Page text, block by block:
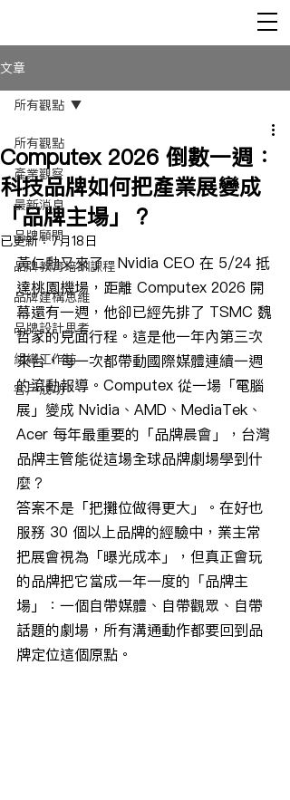
文章
所有觀點
產業觀察
最新消息
品牌顧問
品牌教育培訓課程
品牌建構思維
品牌設計思考
組織工作坊
客戶成功
所有觀點
Computex 2026 倒數一週：
科技品牌如何把產業展變成
「品牌主場」？
已更新：7月18日
黃仁勳又來了。Nvidia CEO 在 5/24 抵
達桃園機場，距離 Computex 2026 開
幕還有一週，他卻已經先排了 TSMC 魏
哲家的見面行程。這是他一年內第三次
來台，每一次都帶動國際媒體連續一週
的滾動報導。Computex 從一場「電腦
展」變成 Nvidia、AMD、MediaTek、
Acer 每年最重要的「品牌晨會」，台灣
品牌主管能從這場全球品牌劇場學到什
麼？
答案不是「把攤位做得更大」。在好也
服務 30 個以上品牌的經驗中，業主常
把展會視為「曝光成本」，但真正會玩
的品牌把它當成一年一度的「品牌主
場」：一個自帶媒體、自帶觀眾、自帶
話題的劇場，所有溝通動作都要回到品
牌定位這個原點。